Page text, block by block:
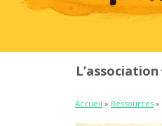
L’association
Accueil » Ressources »